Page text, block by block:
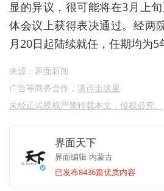
显的异议，很可能将在3月上
体会议上获得表决通过。经两
月20日起陆续就任，任期均为5
来源：界面新闻
广告等商务合作， 请点击这里
未经正式授权严禁转载本文，侵权必究。
界面天下
界面编辑 内蒙古
已发布8436篇优质内容